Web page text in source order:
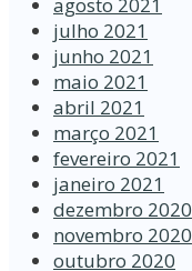
julho 2021
junho 2021
maio 2021
abril 2021
março 2021
fevereiro 2021
janeiro 2021
dezembro 2020
novembro 2020
outubro 2020